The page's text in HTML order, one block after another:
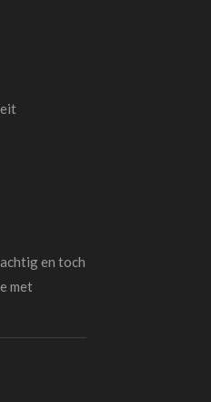
en toch
met